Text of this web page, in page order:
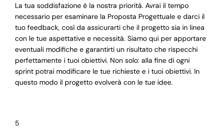
La tua soddisfazione è la nostra priorità. Avrai il tempo
necessario per esaminare la Proposta Progettuale e darci il
tuo feedback, così da assicurarti che il progetto sia in linea
con le tue aspettative e necessità. Siamo qui per apportare
eventuali modifiche e garantirti un risultato che rispecchi
perfettamente i tuoi obiettivi. Non solo: alla fine di ogni
sprint potrai modificare le tue richieste e i tuoi obiettivi. In
questo modo il progetto evolverà con le tue idee.
5